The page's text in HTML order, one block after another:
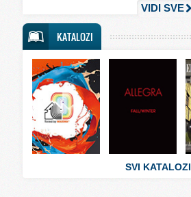
Svet sporta
Svet tehnike
Svet ugostiteljstva
Svet zabave i umetnosti
Svet zanimljivosti
Svet zdravlja
VIDI SVE
KATALOZI
SVI KATALOZI